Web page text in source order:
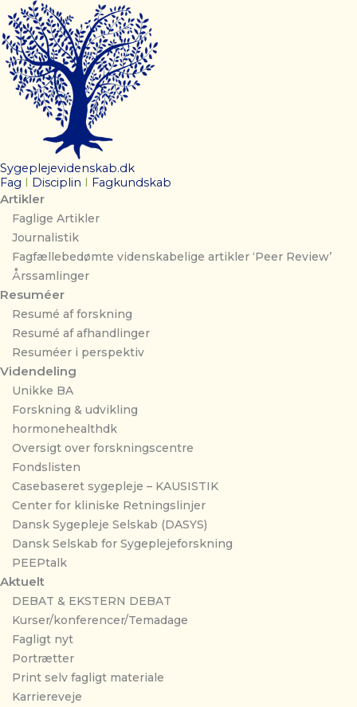
Sygeplejevidenskab.dk
Fag
Disciplin Fagkundskab
Artikler
Faglige Artikler
Journalistik
Fagfællebedømte videnskabelige artikler ‘Peer Review’
Årssamlinger
Resuméer
Resumé af forskning
Resumé af afhandlinger
Resuméer i perspektiv
Videndeling
Unikke BA
Forskning & udvikling
hormonehealthdk
Oversigt over forskningscentre
Fondslisten
Casebaseret sygepleje – KAUSISTIK
Center for kliniske Retningslinjer
Dansk Sygepleje Selskab (DASYS)
Dansk Selskab for Sygeplejeforskning
PEEPtalk
Aktuelt
DEBAT & EKSTERN DEBAT
Kurser/konferencer/Temadage
Fagligt nyt
Portrætter
Print selv fagligt materiale
Karriereveje